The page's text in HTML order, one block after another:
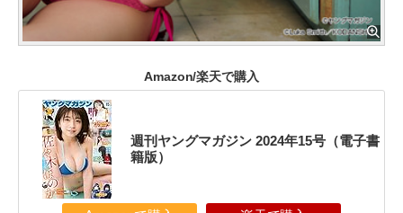
Amazon/楽天で購入
週刊ヤングマガジン 2024年15号（電子書
籍版）